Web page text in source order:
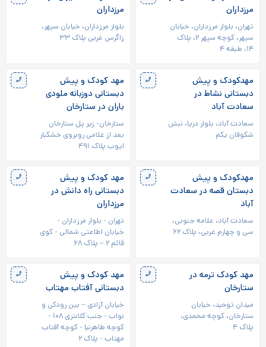
مرزداران
تهران، بلوار مرزداران، خیابان
سپهر، کوچه سپهر ۲، پلاک
۱۴، طبقه ۴
مرزداران
بلوار مرزداران، خیابان سپهر،
زاگرس غربی پلاک ۳۳
مهدکودک و پیش
دبستانی نشاط در
سعادت آباد
سعادت آباد، بلوار دریا، نبش
شکوفان یکم
مهد کودک و پیش
دبستانی دوزبانه ملودی
باران در ستارخان
ستارخان- زیر پل ستارخان
بعد از غلامی روبروی خشکبار
ایوب پلاک ۴۹۱
مهدکودک و پیش
دبستان قصه در سعادت
آباد
سعادت آباد، علامه جنوبی،
سی و چهارم غربی، پلاک ۶۲
مهد کودک و پیش
دبستانی راه دانش در
مرزداران
تهران - بلوار مرزداران -
خیابان اطاعتی شمالی - کوی
قائم ۲ – پلاک ۶۸
مهد کودک ترمه در
ستارخان
میدان توحید، خیابان
ستارخان، کوچه محمدی،
پلاک ۴
مهد کودک و پیش
دبستانی آفتاب مهتاب
خیابان آزادی – بین رودکی و
نواب - جنب کلانتری ۱۰۸ -
کوچه طاهرنیا - کوچه آفتاب
مهتاب - پلاک ۲